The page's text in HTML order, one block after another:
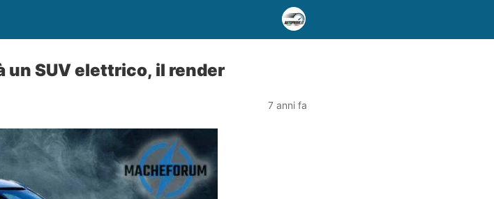
un SUV elettrico, il render
7 anni fa